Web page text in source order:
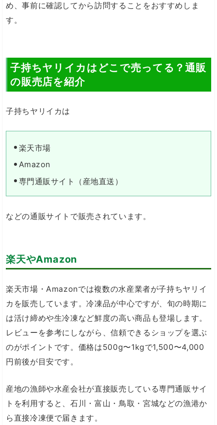
め、事前に確認してから訪問することをおすすめしま
す。
子持ちヤリイカはどこで売ってる？通販
の販売店を紹介
子持ちヤリイカは
楽天市場
Amazon
専門通販サイト（産地直送）
などの通販サイトで販売されています。
楽天やAmazon
楽天市場・Amazonでは複数の水産業者が子持ちヤリイ
カを販売しています。冷凍品が中心ですが、旬の時期に
は活け締めや生冷凍など鮮度の高い商品も登場します。
レビューを参考にしながら、信頼できるショップを選ぶ
のがポイントです。価格は500g〜1kgで1,500〜4,000
円前後が目安です。
産地の漁師や水産会社が直接販売している専門通販サイ
トを利用すると、石川・富山・鳥取・宮城などの漁港か
ら直接冷凍便で届きます。